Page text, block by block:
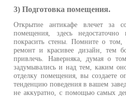
3) Подготовка помещения.
Открытие антикафе влечет за
помещения, здесь недостаточно
покрасить стены. Помните о том,
ремонт и красивее дизайн, тем
привлечь. Наверняка, думая о
задумывались и над тем, каким
отделку помещения, вы создаете
тенденцию поведения в вашем
не аккуратно, с помощью самых